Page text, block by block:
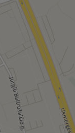
FitRoll
detalėms